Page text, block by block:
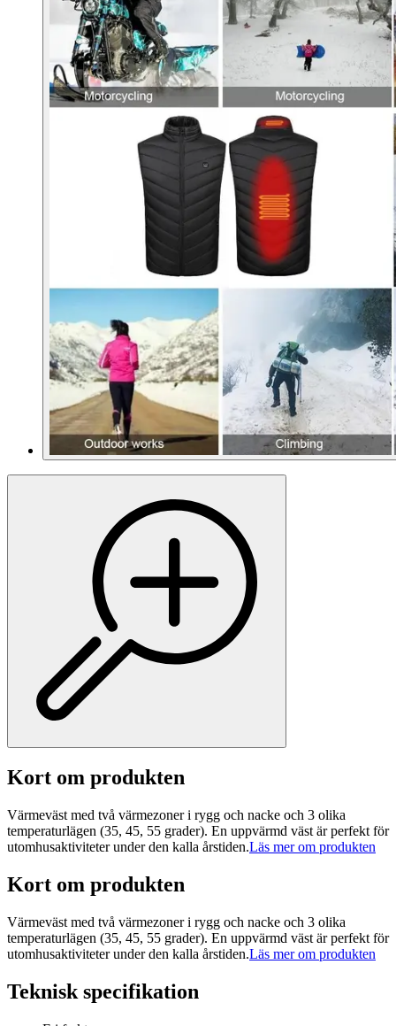
Kort om produkten
Värmeväst med två värmezoner i rygg och nacke och 3 olika
temperaturlägen (35, 45, 55 grader). En uppvärmd väst är perfekt för
utomhusaktiviteter under den kalla årstiden.Läs mer om produkten
Kort om produkten
Värmeväst med två värmezoner i rygg och nacke och 3 olika
temperaturlägen (35, 45, 55 grader). En uppvärmd väst är perfekt för
utomhusaktiviteter under den kalla årstiden.Läs mer om produkten
Teknisk specifikation